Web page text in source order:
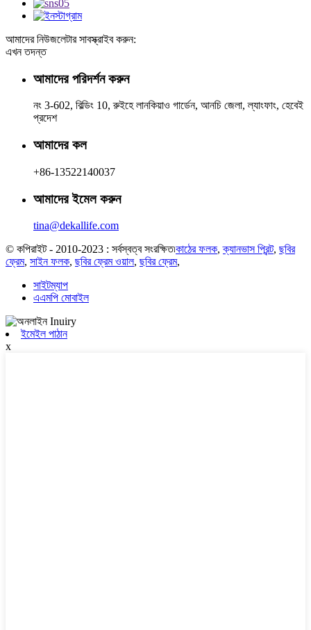
আমাদের নিউজলেটার সাবস্ক্রাইব করুন:
এখন তদন্ত
আমাদের পরিদর্শন করুন
নং 3-602, বিল্ডিং 10, রুইহে লানকিয়াও গার্ডেন, আনচি জেলা, ল্যাংফাং, হেবেই
প্রদেশ
আমাদের কল
+86-13522140037
আমাদের ইমেল করুন
tina@dekallife.com
© কপিরাইট - 2010-2023 : সর্বস্বত্ব সংরক্ষিত৷কাঠের ফলক,ক্যানভাস প্রিন্ট, ছবির
ফ্রেম, সাইন ফলক, ছবির ফ্রেম ওয়াল, ছবির ফ্রেম,
সাইটম্যাপ
এএমপি মোবাইল
ইমেইল পাঠান
x